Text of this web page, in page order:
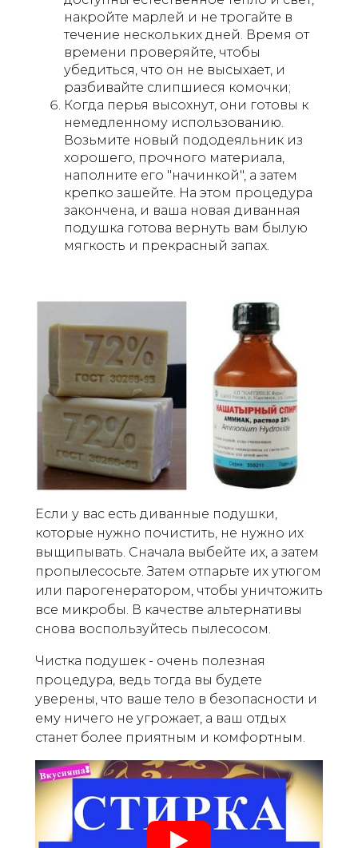
накройте марлей и не трогайте в
течение нескольких дней. Время от
времени проверяйте, чтобы
убедиться, что он не высыхает, и
разбивайте слипшиеся комочки;
Когда перья высохнут, они готовы к
немедленному использованию.
Возьмите новый пододеяльник из
хорошего, прочного материала,
наполните его "начинкой", а затем
крепко зашейте. На этом процедура
закончена, и ваша новая диванная
подушка готова вернуть вам былую
мягкость и прекрасный запах.
Если у вас есть диванные подушки,
которые нужно почистить, не нужно их
выщипывать. Сначала выбейте их, а затем
пропылесосьте. Затем отпарьте их утюгом
или парогенератором, чтобы уничтожить
все микробы. В качестве альтернативы
снова воспользуйтесь пылесосом.
Чистка подушек - очень полезная
процедура, ведь тогда вы будете
уверены, что ваше тело в безопасности и
ему ничего не угрожает, а ваш отдых
станет более приятным и комфортным.